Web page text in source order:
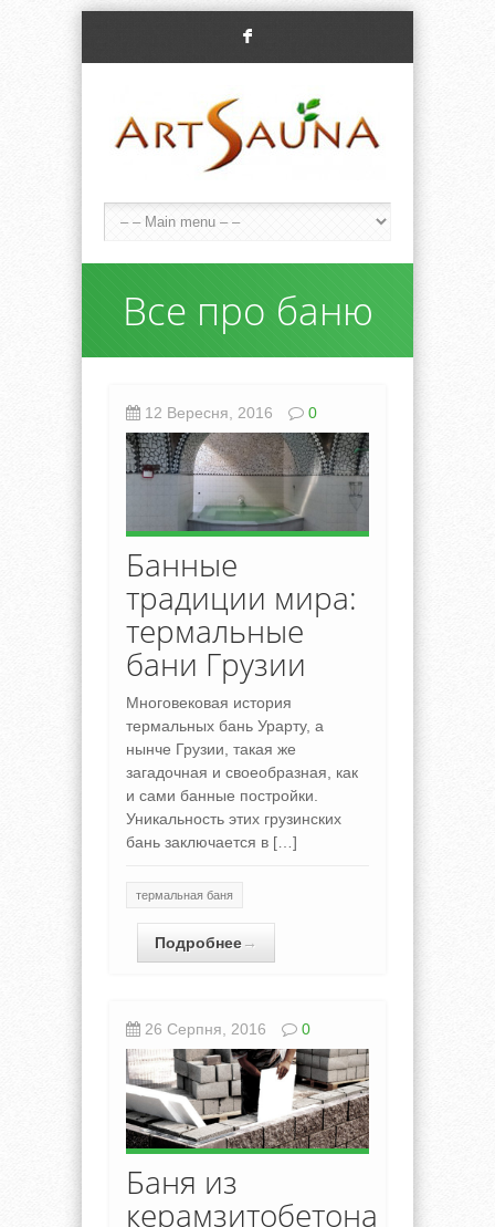
F
Все про баню
12 Вересня, 2016 0
Банные
традиции мира:
термальные
бани Грузии
Многовековая история
термальных бань Урарту, а
нынче Грузии, такая же
загадочная и своеобразная, как
и сами банные постройки.
Уникальность этих грузинских
бань заключается в […]
термальная баня
Подробнее→
26 Серпня, 2016 0
Баня из
керамзитобетона